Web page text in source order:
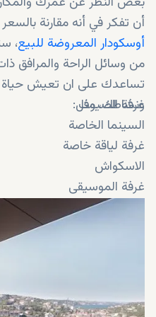
أن تفكر في أنه مقارنة
أوسكودار المعروضة للبيع،
من وسائل الراحة والمرافق
تساعدك على ان تعيش
ونشاطك، مثل:
غرفة الضيوف
السينما الخاصة
غرفة لياقة خاصة
الاسكواش
غرفة الموسيقى
غرفة الحفلات
منطقة الجولف المصغرة
ملعب صغير لكرة القدم وكرة